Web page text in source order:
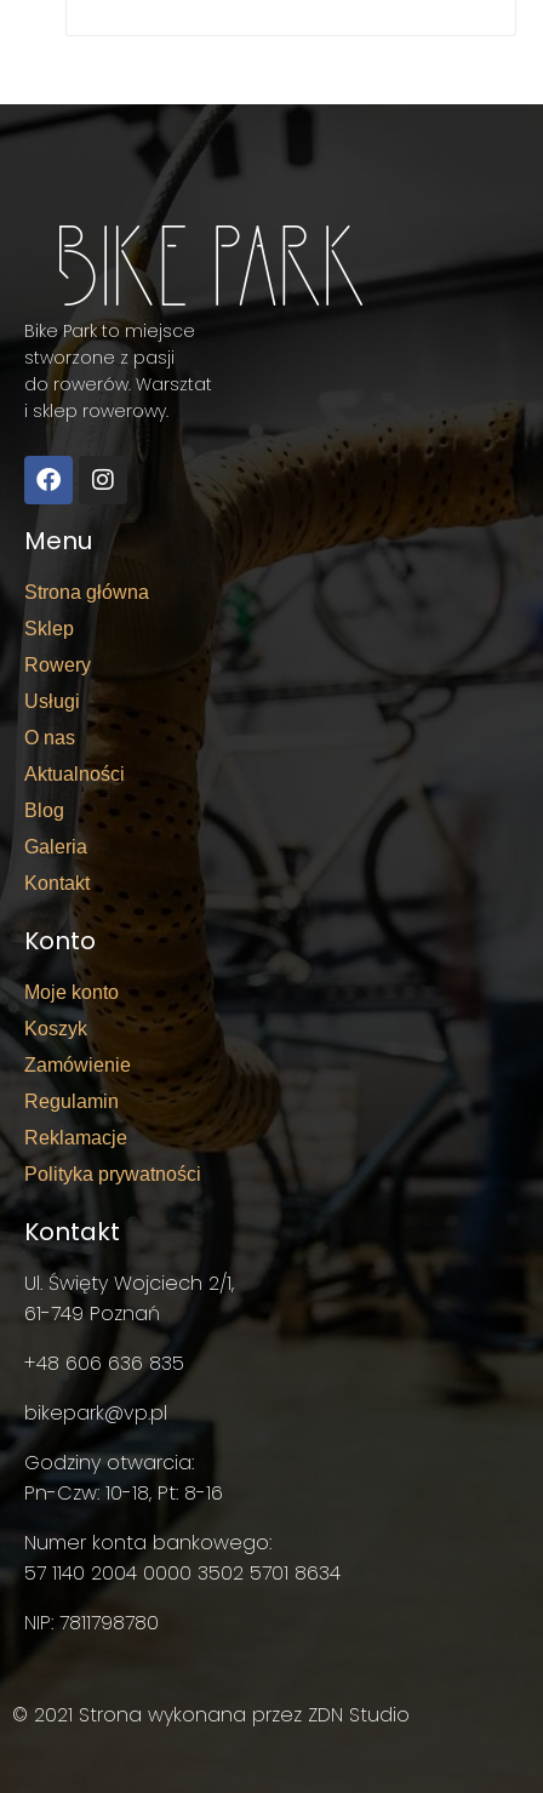
Bike Park to miejsce
stworzone z pasji
do rowerów. Warsztat
i sklep rowerowy.
Menu
Strona główna
Sklep
Rowery
Usługi
O nas
Aktualności
Blog
Galeria
Kontakt
Konto
Moje konto
Koszyk
Zamówienie
Regulamin
Reklamacje
Polityka prywatności
Kontakt
Ul. Święty Wojciech 2/1,
61-749 Poznań
+48 606 636 835
bikepark@vp.pl
Godziny otwarcia:
Pn-Czw: 10-18, Pt: 8-16
Numer konta bankowego:
57 1140 2004 0000 3502 5701 8634
NIP: 7811798780
© 2021 Strona wykonana przez ZDN Studio